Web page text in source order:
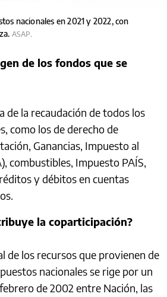
nacionales en 2021 y 2022, con
ASAP.
de los fondos que se
de la recaudación de todos los
como los de derecho de
Ganancias, Impuesto al
combustibles, Impuesto PAÍS,
y débitos en cuentas
la coparticipación?
de los recursos que provienen de
nacionales se rige por un
de 2002 entre Nación, las